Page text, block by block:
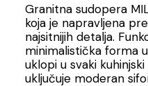
Granitna sudopera
koja je napravljena
najsitnijih detalja.
minimalistička forma
uklopi u svaki
uključuje moderan